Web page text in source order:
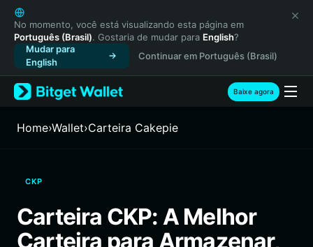
English
日本語
Tiếng Việt
Русский
Español (Latinoamérica)
Türkçe
Français
繁體中文
Bahasa Indonesia
ภาษาไทย
हिन्दी
No momento, você está visualizando esta página em
Português (Brasil). Gostaria de mudar para English?
Mudar para
English
Continuar em Português (Brasil)
Baixe agora
Home›Wallet›Carteira Cakepie
CKP
Carteira CKP: A Melhor
Carteira para Armazenar,